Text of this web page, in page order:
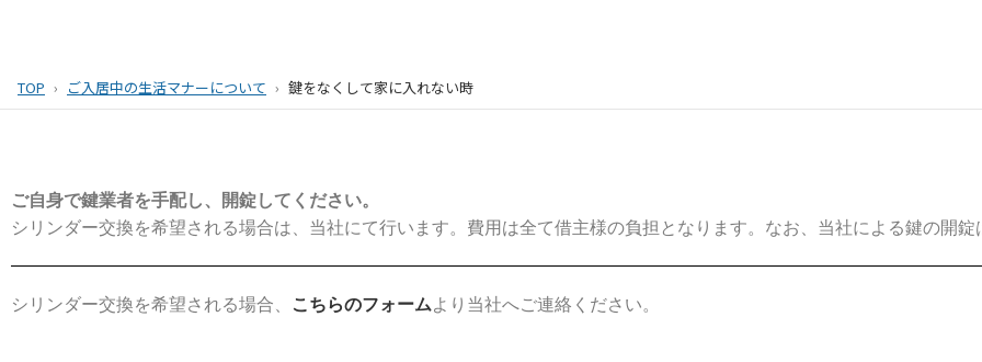
TOP ご入居中の生活マナーについて 鍵をなくして家に入れない時
ご自身で鍵業者を手配し、開錠してください。
シリンダー交換を希望される場合は、当社にて行います。費用は全て借主様の負担となります。なお、当社による鍵の開錠
シリンダー交換を希望される場合、 こちらのフォームより当社へご連絡ください。